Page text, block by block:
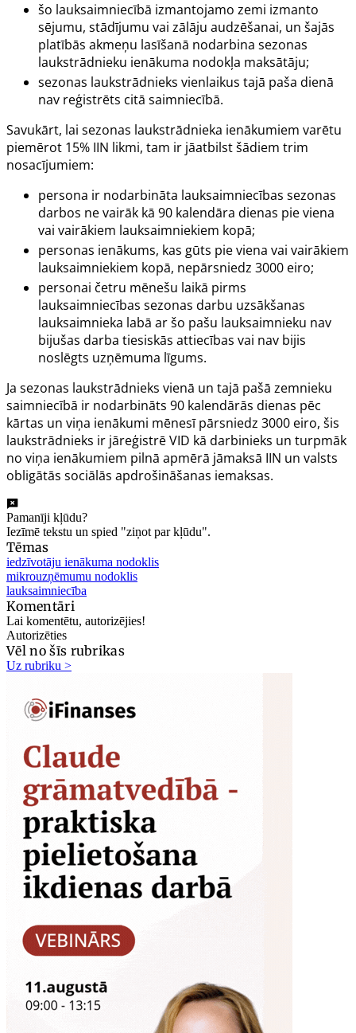
šo lauksaimniecībā izmantojamo zemi izmanto
sējumu, stādījumu vai zālāju audzēšanai, un šajās
platībās akmeņu lasīšanā nodarbina sezonas
laukstrādnieku ienākuma nodokļa maksātāju;
sezonas laukstrādnieks vienlaikus tajā paša dienā
nav reģistrēts citā saimniecībā.
Savukārt, lai sezonas laukstrādnieka ienākumiem varētu
piemērot 15% IIN likmi, tam ir jāatbilst šādiem trim
nosacījumiem:
persona ir nodarbināta lauksaimniecības sezonas
darbos ne vairāk kā 90 kalendāra dienas pie viena
vai vairākiem lauksaimniekiem kopā;
personas ienākums, kas gūts pie viena vai vairākiem
lauksaimniekiem kopā, nepārsniedz 3000 eiro;
personai četru mēnešu laikā pirms
lauksaimniecības sezonas darbu uzsākšanas
lauksaimnieka labā ar šo pašu lauksaimnieku nav
bijušas darba tiesiskās attiecības vai nav bijis
noslēgts uzņēmuma līgums.
Ja sezonas laukstrādnieks vienā un tajā pašā zemnieku
saimniecībā ir nodarbināts 90 kalendārās dienas pēc
kārtas un viņa ienākumi mēnesī pārsniedz 3000 eiro, šis
laukstrādnieks ir jāreģistrē VID kā darbinieks un turpmāk
no viņa ienākumiem pilnā apmērā jāmaksā IIN un valsts
obligātās sociālās apdrošināšanas iemaksas.
Pamanīji kļūdu?
Iezīmē tekstu un spied "ziņot par kļūdu".
Tēmas
iedzīvotāju ienākuma nodoklis
mikrouzņēmumu nodoklis
lauksaimniecība
Komentāri
Lai komentētu, autorizējies!
Autorizēties
Vēl no šīs rubrikas
Uz rubriku >